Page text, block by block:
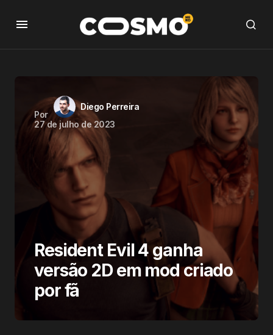
Por
Diego Perreira
27 de julho de 2023
Resident Evil 4 ganha
versão 2D em mod criado
por fã